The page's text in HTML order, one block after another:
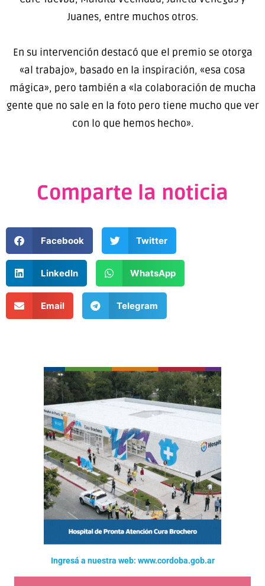
Juanes, entre muchos otros.
En su intervención destacó que el premio se otorga
«al trabajo», basado en la inspiración, «esa cosa
mágica», pero también a «la colaboración de mucha
gente que no sale en la foto pero tiene mucho que ver
con lo que hemos hecho».
Comparte la noticia
Facebook Twitter
LinkedIn WhatsApp
Email Telegram
Ingresá a nuestra web: www.cordoba.gob.ar